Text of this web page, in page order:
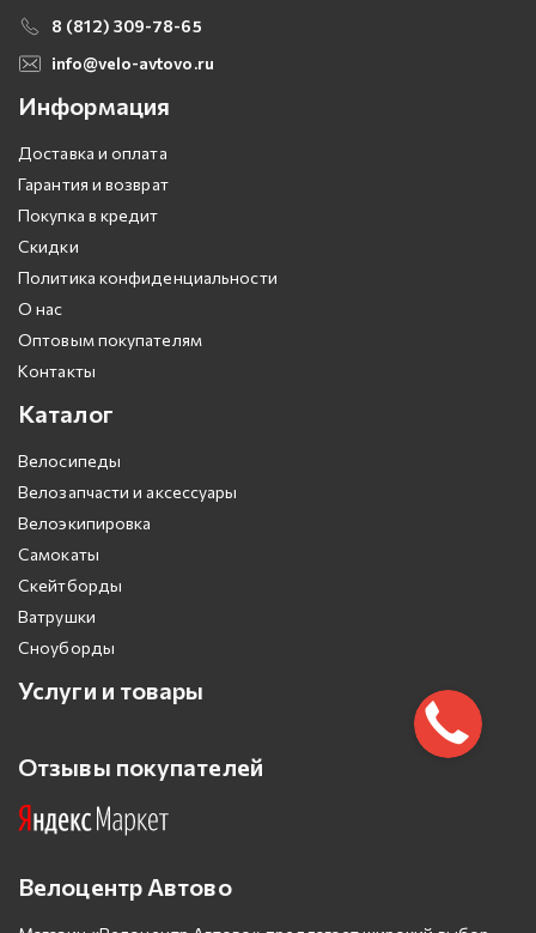
8 (812) 309-78-65
info@velo-avtovo.ru
Информация
Доставка и оплата
Гарантия и возврат
Покупка в кредит
Скидки
Политика конфиденциальности
О нас
Оптовым покупателям
Контакты
Каталог
Велосипеды
Велозапчасти и аксессуары
Велоэкипировка
Самокаты
Скейтборды
Ватрушки
Сноуборды
Услуги и товары
Отзывы покупателей
Велоцентр Автово